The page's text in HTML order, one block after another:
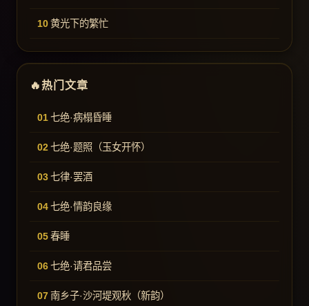
黄光下的繁忙
热门文章
七绝·病榻昏睡
七绝·题照（玉女开怀）
七律·罢酒
七绝·情韵良缘
春睡
七绝·请君品尝
南乡子·沙河堤观秋（新韵）